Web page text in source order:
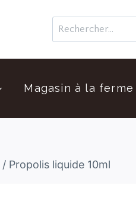
Rechercher :
Magasin à la ferme
/ Propolis liquide 10ml